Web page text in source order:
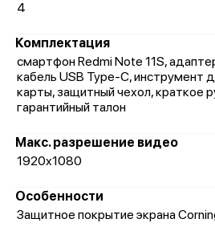
4
Комплектация
смартфон Redmi Note 11S,
кабель USB Type-C, инструмент
карты, защитный чехол, краткое
гарантийный талон
Макс. разрешение видео
1920x1080
Особенности
Защитное покрытие экрана